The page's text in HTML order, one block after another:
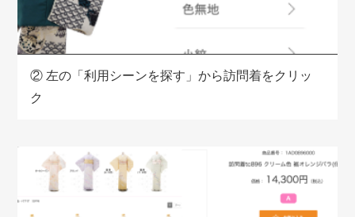
② 左の「利用シーンを探す」から訪問着をクリッ
ク